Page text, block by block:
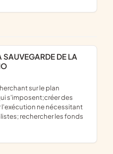
s'imposent;créer des
ne nécessitant
rechercher les fonds